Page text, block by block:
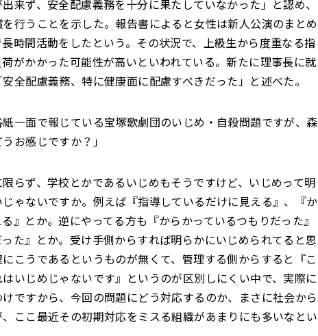
来ず、安全配慮義務を十分に果たしていなかった」と認め、
行うことを示した。報告書によると女性は新人公演のまとめ
時間活動をしたという。その状況で、上級生から度重なる指
がかかった可能性が高いといわれている。新たに理事長に就
全配慮義務、特に健康面に配慮すべきだった」と述べた。
一面で報じている宝塚歌劇団のいじめ・自殺問題ですが、森
お感じですか？」
らず、学校とかであるいじめもそうですけど、いじめって明
ゃないですか。例えば『指導しているだけに見える』、『か
』とか。逆にやってる方も『からかっているつもりだった』
た』とか。受け手側からすれば明らかにいじめられてると思
こうであるというものが無くて、管理する側からすると『こ
いじめじゃないです』というのが区別しにくい中で、実際に
ですから、今回の問題にどう対応するのか、まさに社会から
ここ最近その初期対応をミスる組織があまりにも多いなとい